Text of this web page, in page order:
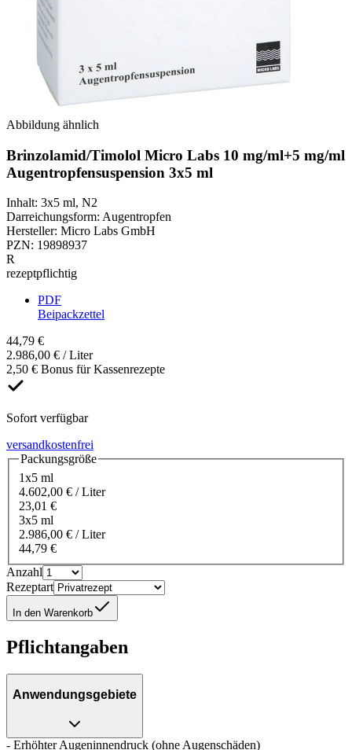
Abbildung ähnlich
Brinzolamid/Timolol Micro Labs 10 mg/ml+5 mg/ml
Augentropfensuspension 3x5 ml
Inhalt: 3x5 ml, N2
Darreichungsform: Augentropfen
Hersteller: Micro Labs GmbH
PZN: 19898937
R
rezeptpflichtig
PDF
Beipackzettel
44,79 €
2.986,00 € / Liter
2,50 € Bonus für Kassenrezepte
Sofort verfügbar
versandkostenfrei
Packungsgröße
1x5 ml
4.602,00 € / Liter
23,01 €
3x5 ml
2.986,00 € / Liter
44,79 €
Anzahl
Rezeptart
In den Warenkorb
Pflichtangaben
Anwendungsgebiete
- Erhöhter Augeninnendruck (ohne Augenschäden)